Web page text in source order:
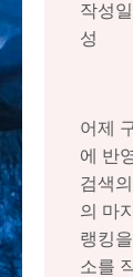
작성
성
어제
에 반
검색
의 마
랭킹
소를